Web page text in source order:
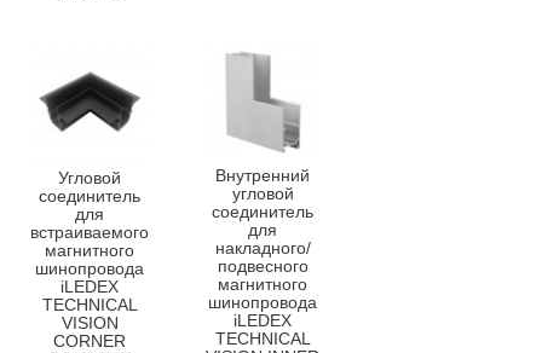
Угловой
соединитель
для
встраиваемого
магнитного
шинопровода
iLEDEX
TECHNICAL
VISION
CORNER
Внутренний
угловой
соединитель
для
накладного/
подвесного
магнитного
шинопровода
iLEDEX
TECHNICAL